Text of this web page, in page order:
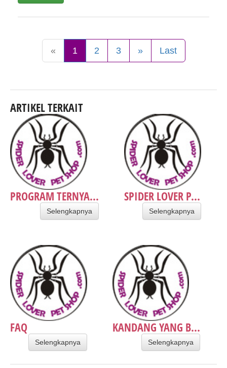
« 1 2 3 » Last
ARTIKEL TERKAIT
PROGRAM TERNYA...
Selengkapnya
SPIDER LOVER P...
Selengkapnya
FAQ
Selengkapnya
KANDANG YANG B...
Selengkapnya